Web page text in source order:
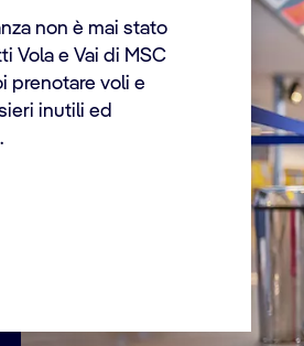
non è mai stato
Vola e Vai di MSC
prenotare voli e
inutili ed